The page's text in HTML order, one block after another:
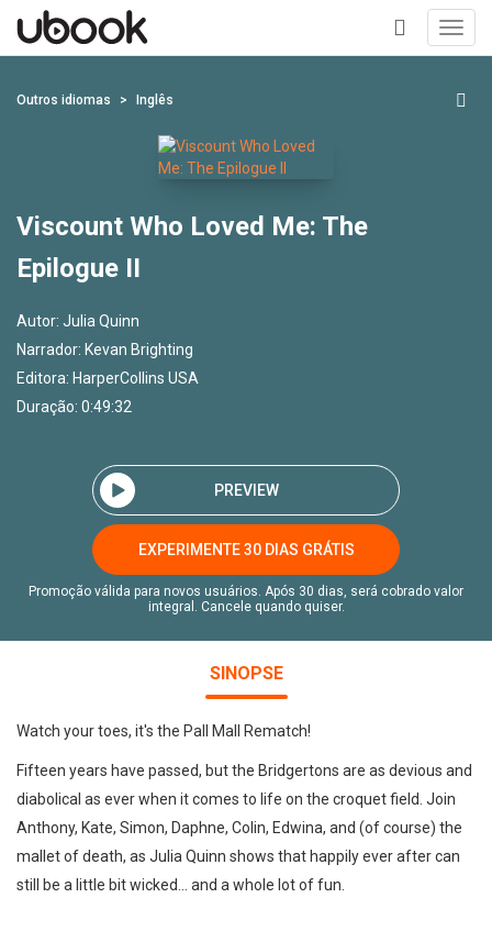
+
Outros idiomas Inglês
Viscount Who Loved Me: The
Epilogue II
Autor: Julia Quinn
Narrador: Kevan Brighting
Editora: HarperCollins USA
Duração: 0:49:32
PREVIEW
EXPERIMENTE 30 DIAS GRÁTIS
Promoção válida para novos usuários. Após 30 dias, será cobrado valor
integral. Cancele quando quiser.
SINOPSE
Watch your toes, it's the Pall Mall Rematch!
Fifteen years have passed, but the Bridgertons are as devious and
diabolical as ever when it comes to life on the croquet field. Join
Anthony, Kate, Simon, Daphne, Colin, Edwina, and (of course) the
mallet of death, as Julia Quinn shows that happily ever after can
still be a little bit wicked... and a whole lot of fun.